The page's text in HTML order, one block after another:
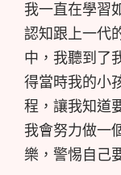
我一直在學習
認知跟上一代
中，我聽到了
得當時我的小
程，讓我知道
我會努力做一
樂，警惕自己